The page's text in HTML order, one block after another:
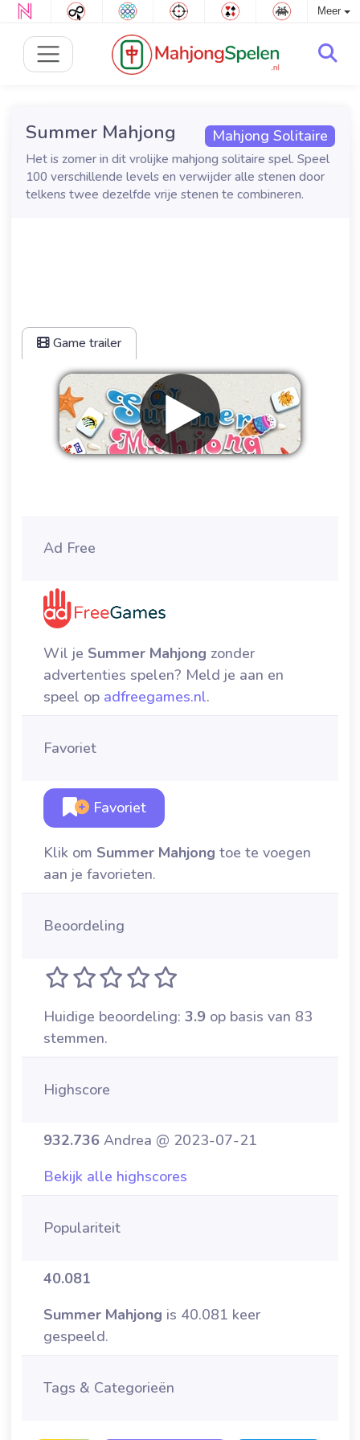
Meer
Mahjong Solitaire
Summer Mahjong
Het is zomer in dit vrolijke mahjong solitaire spel. Speel
100 verschillende levels en verwijder alle stenen door
telkens twee dezelfde vrije stenen te combineren.
Game trailer
Ad Free
Wil je Summer Mahjong zonder
advertenties spelen? Meld je aan en
speel op adfreegames.nl.
Favoriet
Favoriet
Klik om Summer Mahjong toe te voegen
aan je favorieten.
Beoordeling
Huidige beoordeling: 3.9 op basis van 83
stemmen.
Highscore
932.736 Andrea @ 2023-07-21
Bekijk alle highscores
Populariteit
40.081
Summer Mahjong is 40.081 keer
gespeeld.
Tags & Categorieën